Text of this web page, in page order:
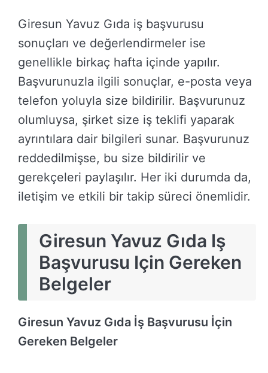
Giresun Yavuz Gıda iş başvurusu
sonuçları ve değerlendirmeler ise
genellikle birkaç hafta içinde yapılır.
Başvurunuzla ilgili sonuçlar, e-posta veya
telefon yoluyla size bildirilir. Başvurunuz
olumluysa, şirket size iş teklifi yaparak
ayrıntılara dair bilgileri sunar. Başvurunuz
reddedilmişse, bu size bildirilir ve
gerekçeleri paylaşılır. Her iki durumda da,
iletişim ve etkili bir takip süreci önemlidir.
Giresun Yavuz Gıda Iş
Başvurusu Için Gereken
Belgeler
Giresun Yavuz Gıda İş Başvurusu İçin
Gereken Belgeler